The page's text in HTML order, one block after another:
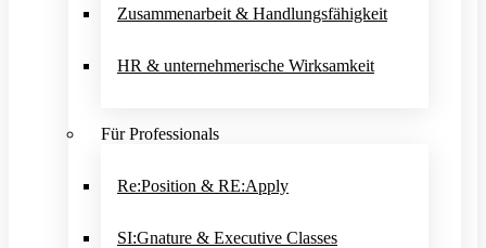
Zusammenarbeit & Handlungsfähigkeit
HR & unternehmerische Wirksamkeit
Für Professionals
Re:Position & RE:Apply
SI:Gnature & Executive Classes